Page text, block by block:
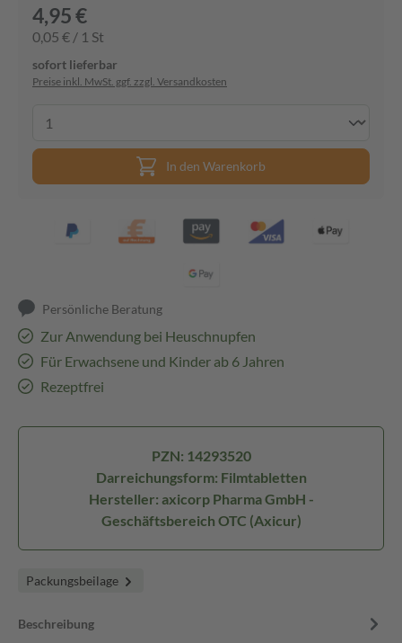
4,95 €
0,05 € / 1 St
sofort lieferbar
Preise inkl. MwSt. ggf. zzgl. Versandkosten
In den Warenkorb
Persönliche Beratung
Zur Anwendung bei Heuschnupfen
Für Erwachsene und Kinder ab 6 Jahren
Rezeptfrei
PZN: 14293520
Darreichungsform: Filmtabletten
Hersteller: axicorp Pharma GmbH -
Geschäftsbereich OTC (Axicur)
Packungsbeilage
Beschreibung